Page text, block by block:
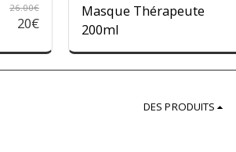
26.00€
20€
Masque Thérapeute
200ml
DES PRODUITS